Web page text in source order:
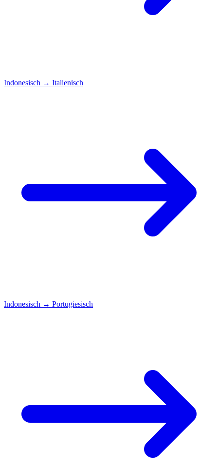
Indonesisch → Italienisch
Indonesisch → Portugiesisch